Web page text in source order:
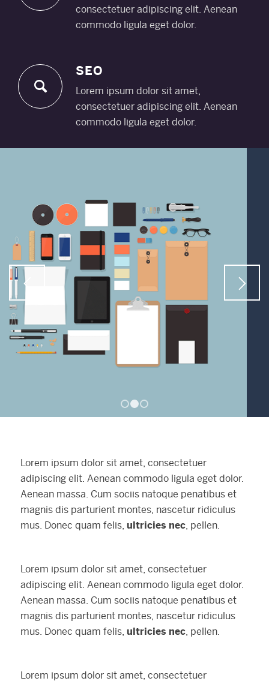
consectetuer adipiscing elit. Aenean
commodo ligula eget dolor.
SEO
Lorem ipsum dolor sit amet,
consectetuer adipiscing elit. Aenean
commodo ligula eget dolor.
Lorem ipsum dolor sit amet, consectetuer
adipiscing elit. Aenean commodo ligula eget dolor.
Aenean massa. Cum sociis natoque penatibus et
magnis dis parturient montes, nascetur ridiculus
mus. Donec quam felis, ultricies nec, pellen.
Lorem ipsum dolor sit amet, consectetuer
adipiscing elit. Aenean commodo ligula eget dolor.
Aenean massa. Cum sociis natoque penatibus et
magnis dis parturient montes, nascetur ridiculus
mus. Donec quam felis, ultricies nec, pellen.
Lorem ipsum dolor sit amet, consectetuer